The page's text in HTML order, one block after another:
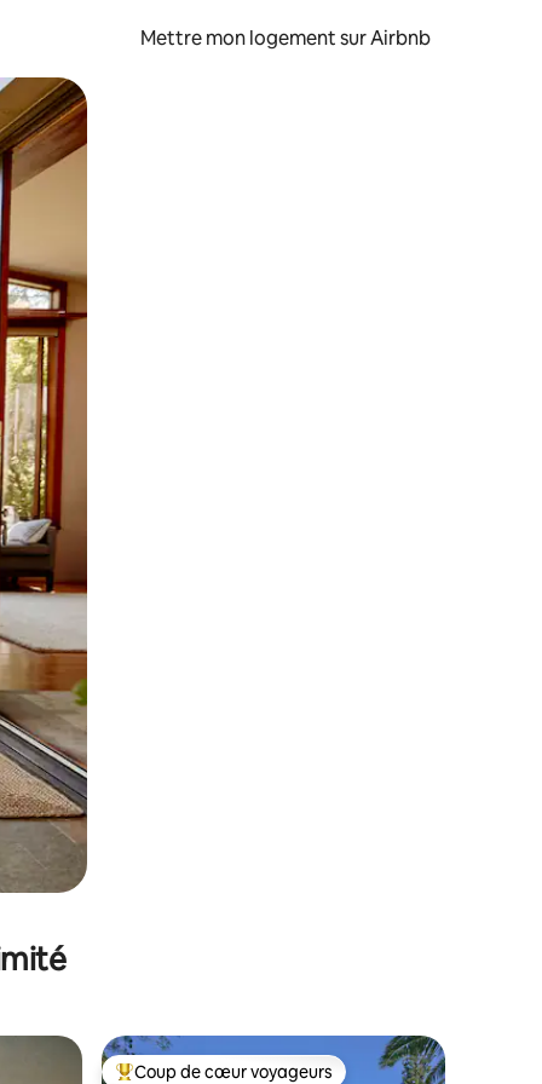
Mettre mon logement sur Airbnb
glisser.
Coup de cœur voyageurs